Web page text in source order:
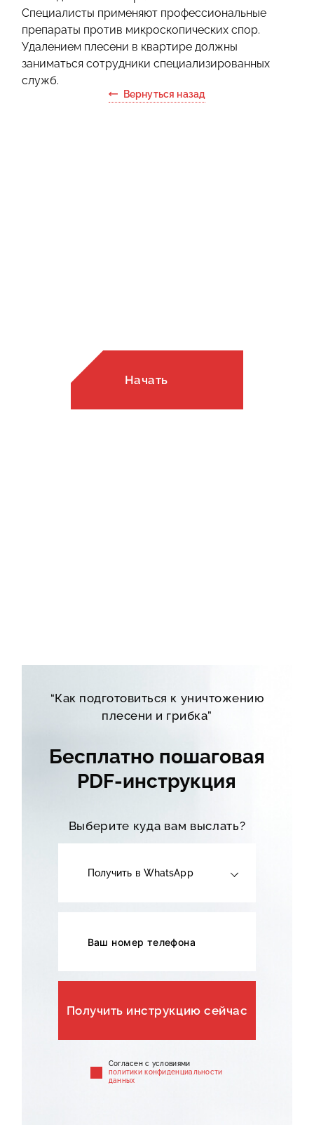
Специалисты применяют профессиональные
препараты против микроскопических спор.
Удалением плесени в квартире должны
заниматься сотрудники специализированных
служб.
Вернуться назад
Начать
“Как подготовиться к уничтожению
плесени и грибка”
Бесплатно пошаговая
PDF-инструкция
Выберите куда вам выслать?
Получить в WhatsApp
Получить инструкцию сейчас
Cогласен с условиями
политики конфиденциальности
данных